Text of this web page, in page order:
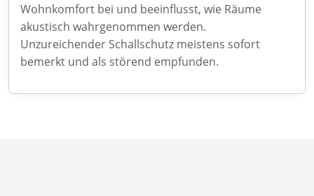
Wohnkomfort bei und beeinflusst, wie Räume
akustisch wahrgenommen werden.
Unzureichender Schallschutz meistens sofort
bemerkt und als störend empfunden.